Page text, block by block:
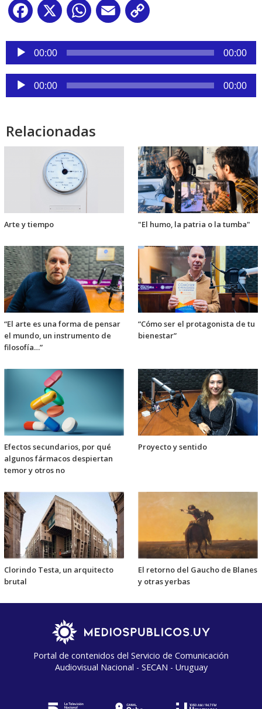
Facebook
X WhatsApp
Email
Reproductor
audio
00:00 00:00
Reproductor
de
00:00 00:00
Relacionadas
Arte y tiempo "El humo, la patria o la tumba"
“El arte es una forma de pensar
el mundo, un instrumento de
filosofía…”
“Cómo ser el protagonista de tu
bienestar”
Efectos secundarios, por qué
algunos fármacos despiertan
temor y otros no
Proyecto y sentido
Clorindo Testa, un arquitecto
brutal
El retorno del Gaucho de Blanes
y otras yerbas
Portal de contenidos del Servicio de Comunicación
Audiovisual Nacional - SECAN - Uruguay